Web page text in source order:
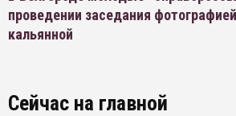
проведении заседания
кальянной
Сейчас на главной